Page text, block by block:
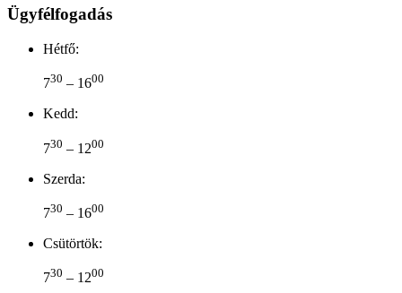
Ügyfélfogadás
Hétfő:
730 – 1600
Kedd:
730 – 1200
Szerda:
730 – 1600
Csütörtök:
730 – 1200